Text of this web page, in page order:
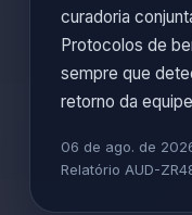
curadoria
Protocolos de
sempre que
retorno da
06 de ago. de
Relatório AUD-